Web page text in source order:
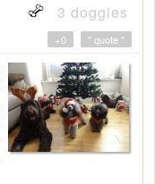
3 doggies
" quote "
+0